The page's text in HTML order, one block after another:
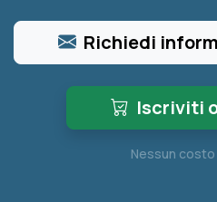
Richiedi
Iscriviti
Nessun